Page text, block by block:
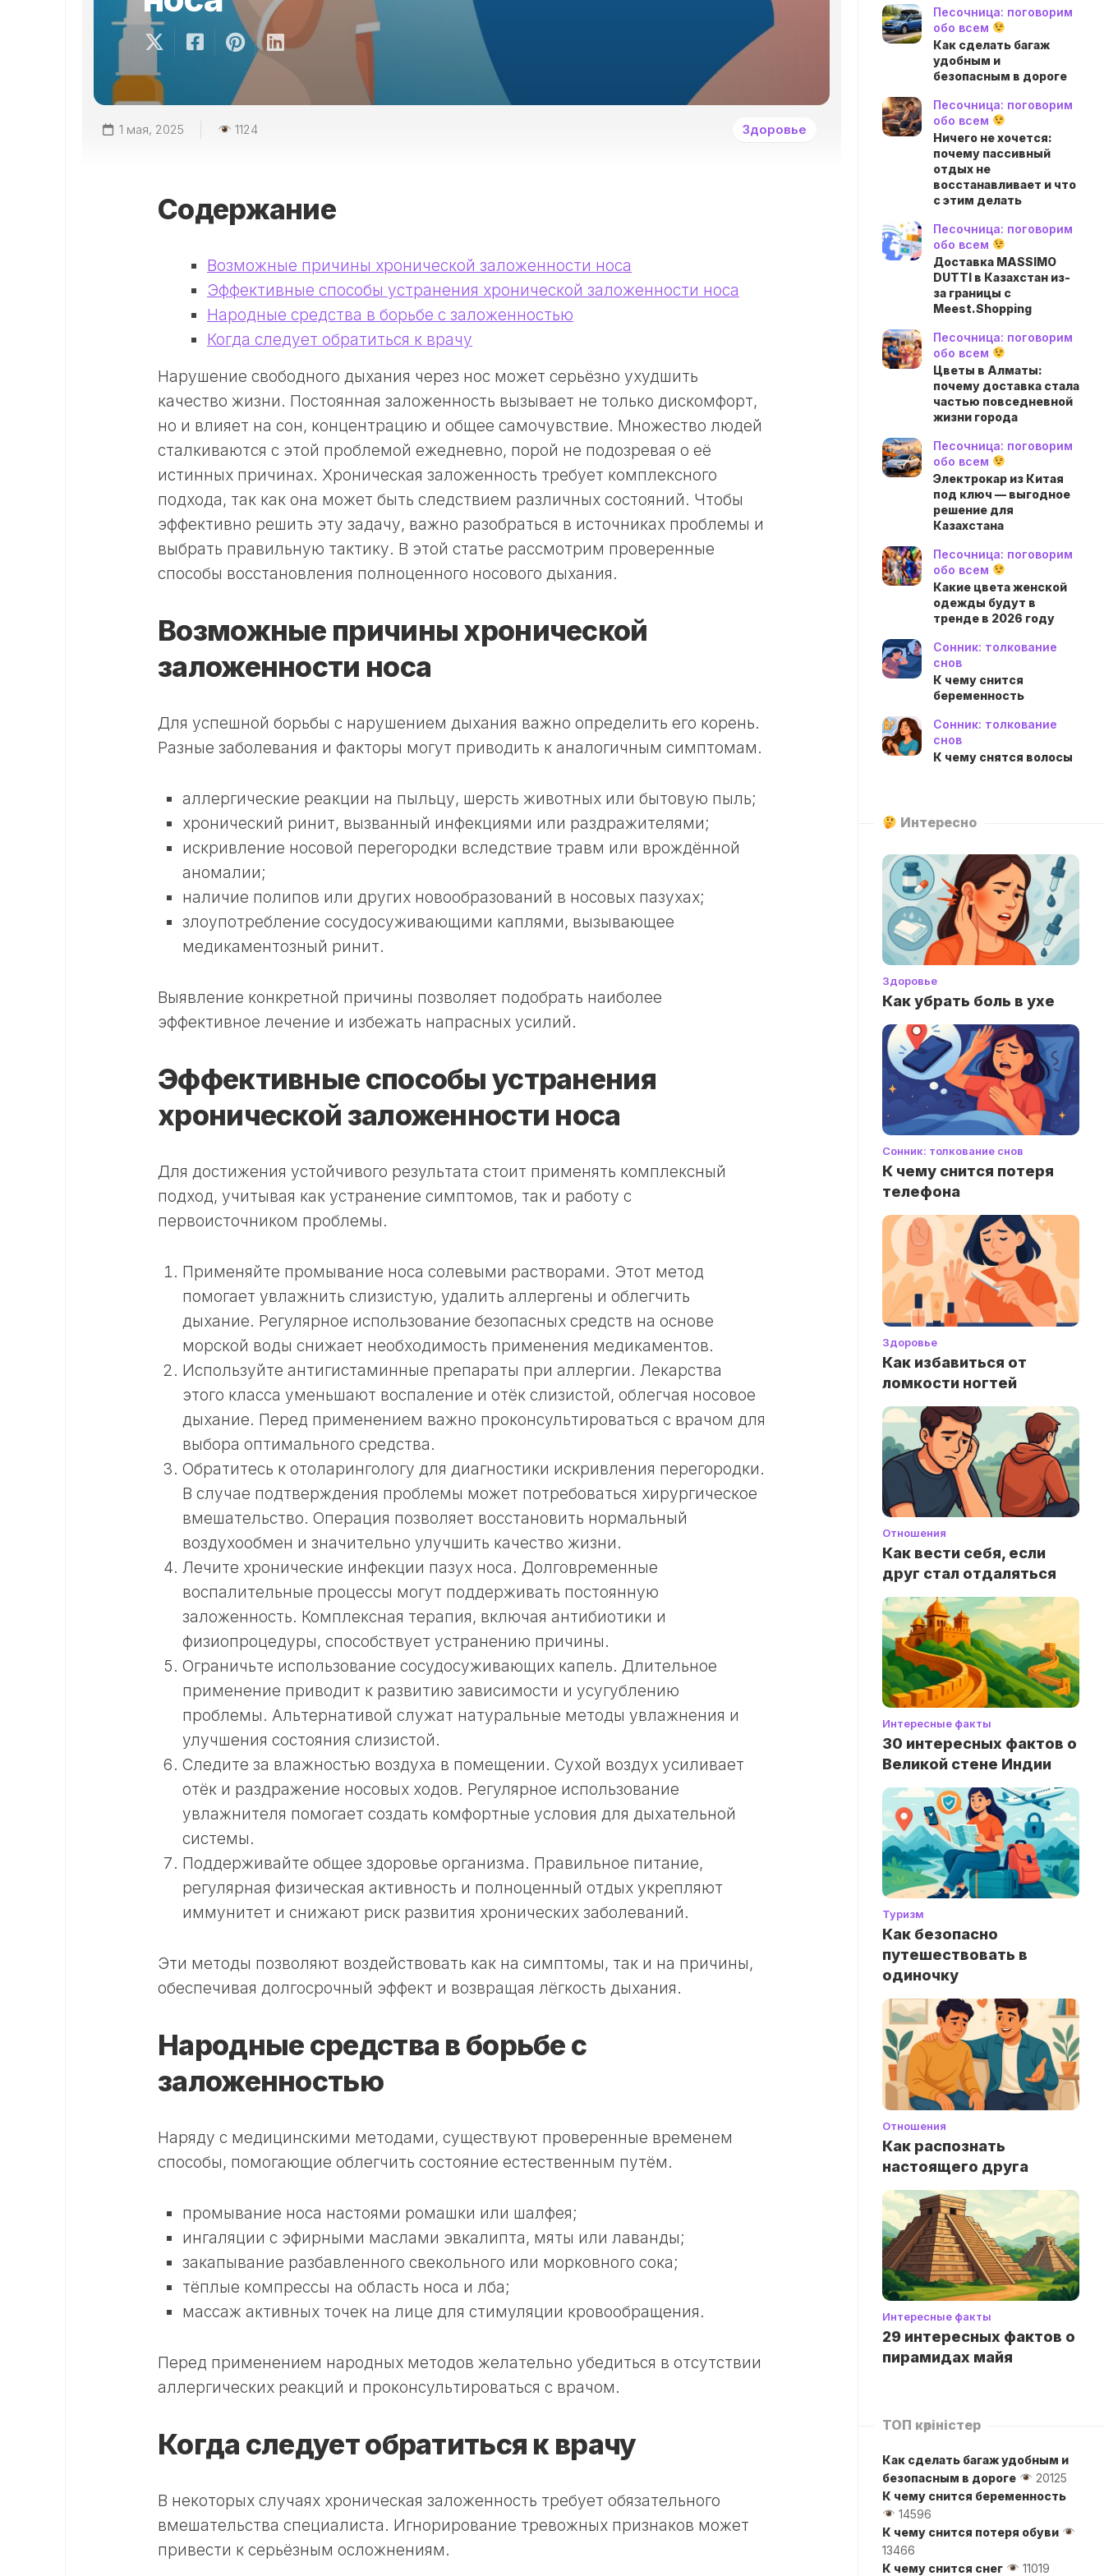
1 мая, 2025 1124 Здоровье
Содержание
Возможные причины хронической заложенности носа
Эффективные способы устранения хронической заложенности носа
Народные средства в борьбе с заложенностью
Когда следует обратиться к врачу
Нарушение свободного дыхания через нос может серьёзно ухудшить
качество жизни. Постоянная заложенность вызывает не только дискомфорт,
но и влияет на сон, концентрацию и общее самочувствие. Множество людей
сталкиваются с этой проблемой ежедневно, порой не подозревая о её
истинных причинах. Хроническая заложенность требует комплексного
подхода, так как она может быть следствием различных состояний. Чтобы
эффективно решить эту задачу, важно разобраться в источниках проблемы и
выбрать правильную тактику. В этой статье рассмотрим проверенные
способы восстановления полноценного носового дыхания.
Возможные причины хронической
заложенности носа
Для успешной борьбы с нарушением дыхания важно определить его корень.
Разные заболевания и факторы могут приводить к аналогичным симптомам.
аллергические реакции на пыльцу, шерсть животных или бытовую пыль;
хронический ринит, вызванный инфекциями или раздражителями;
искривление носовой перегородки вследствие травм или врождённой
аномалии;
наличие полипов или других новообразований в носовых пазухах;
злоупотребление сосудосуживающими каплями, вызывающее
медикаментозный ринит.
Выявление конкретной причины позволяет подобрать наиболее
эффективное лечение и избежать напрасных усилий.
Эффективные способы устранения
хронической заложенности носа
Для достижения устойчивого результата стоит применять комплексный
подход, учитывая как устранение симптомов, так и работу с
первоисточником проблемы.
Применяйте промывание носа солевыми растворами. Этот метод
помогает увлажнить слизистую, удалить аллергены и облегчить
дыхание. Регулярное использование безопасных средств на основе
морской воды снижает необходимость применения медикаментов.
Используйте антигистаминные препараты при аллергии. Лекарства
этого класса уменьшают воспаление и отёк слизистой, облегчая носовое
дыхание. Перед применением важно проконсультироваться с врачом для
выбора оптимального средства.
Обратитесь к отоларингологу для диагностики искривления перегородки.
В случае подтверждения проблемы может потребоваться хирургическое
вмешательство. Операция позволяет восстановить нормальный
воздухообмен и значительно улучшить качество жизни.
Лечите хронические инфекции пазух носа. Долговременные
воспалительные процессы могут поддерживать постоянную
заложенность. Комплексная терапия, включая антибиотики и
физиопроцедуры, способствует устранению причины.
Ограничьте использование сосудосуживающих капель. Длительное
применение приводит к развитию зависимости и усугублению
проблемы. Альтернативой служат натуральные методы увлажнения и
улучшения состояния слизистой.
Следите за влажностью воздуха в помещении. Сухой воздух усиливает
отёк и раздражение носовых ходов. Регулярное использование
увлажнителя помогает создать комфортные условия для дыхательной
системы.
Поддерживайте общее здоровье организма. Правильное питание,
регулярная физическая активность и полноценный отдых укрепляют
иммунитет и снижают риск развития хронических заболеваний.
Эти методы позволяют воздействовать как на симптомы, так и на причины,
обеспечивая долгосрочный эффект и возвращая лёгкость дыхания.
Народные средства в борьбе с
заложенностью
Наряду с медицинскими методами, существуют проверенные временем
способы, помогающие облегчить состояние естественным путём.
промывание носа настоями ромашки или шалфея;
ингаляции с эфирными маслами эвкалипта, мяты или лаванды;
закапывание разбавленного свекольного или морковного сока;
тёплые компрессы на область носа и лба;
массаж активных точек на лице для стимуляции кровообращения.
Перед применением народных методов желательно убедиться в отсутствии
аллергических реакций и проконсультироваться с врачом.
Когда следует обратиться к врачу
В некоторых случаях хроническая заложенность требует обязательного
вмешательства специалиста. Игнорирование тревожных признаков может
привести к серьёзным осложнениям.
Песочница: поговорим
обо всем
Как сделать багаж
удобным и
безопасным в дороге
Песочница: поговорим
обо всем
Ничего не хочется:
почему пассивный
отдых не
восстанавливает и что
с этим делать
Песочница: поговорим
обо всем
Доставка MASSIMO
DUTTI в Казахстан из-
за границы с
Meest.Shopping
Песочница: поговорим
обо всем
Цветы в Алматы:
почему доставка стала
частью повседневной
жизни города
Песочница: поговорим
обо всем
Электрокар из Китая
под ключ — выгодное
решение для
Казахстана
Песочница: поговорим
обо всем
Какие цвета женской
одежды будут в
тренде в 2026 году
Сонник: толкование
снов
К чему снится
беременность
Сонник: толкование
снов
К чему снятся волосы
Интересно
Здоровье
Как убрать боль в ухе
Сонник: толкование снов
К чему снится потеря
телефона
Здоровье
Как избавиться от
ломкости ногтей
Отношения
Как вести себя, если
друг стал отдаляться
Интересные факты
30 интересных фактов о
Великой стене Индии
Туризм
Как безопасно
путешествовать в
одиночку
Отношения
Как распознать
настоящего друга
Интересные факты
29 интересных фактов о
пирамидах майя
ТОП көріністер
Как сделать багаж удобным и
безопасным в дороге
20125
К чему снится беременность
14596
К чему снится потеря обуви
13466
К чему снится снег
11019